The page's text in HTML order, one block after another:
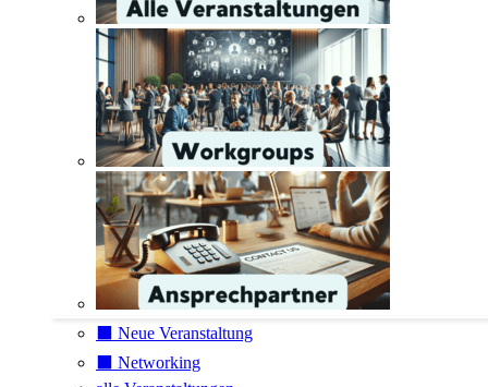
⬛️ Neue Veranstaltung
⬛️ Networking